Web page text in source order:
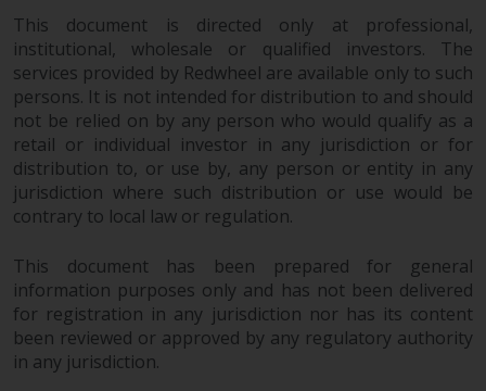
Änderungen am Inhalt
Die auf dieser Website
enthaltenen Informationen
werden so wie sie sind zur
Vorankündigung geändert
werden und es wird keine
Garantie hinsichtlich ihrer
Genauigkeit, Vollständigkeit oder
Eignung für einen bestimmten
This document is directed only at professional,
institutional, wholesale or qualified investors. The
services provided by Redwheel are available only to such
persons. It is not intended for distribution to and should
not be relied on by any person who would qualify as a
retail or individual investor in any jurisdiction or for
distribution to, or use by, any person or entity in any
jurisdiction where such distribution or use would be
contrary to local law or regulation.
This document has been prepared for general
information purposes only and has not been delivered
for registration in any jurisdiction nor has its content
been reviewed or approved by any regulatory authority
in any jurisdiction.